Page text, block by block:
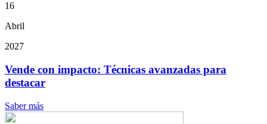
16
Abril
2027
Vende con impacto: Técnicas avanzadas para
destacar
Saber más